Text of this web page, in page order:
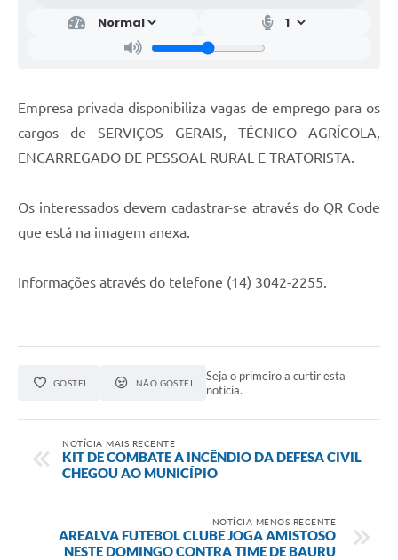
Empresa privada disponibiliza vagas de emprego para os
cargos de SERVIÇOS GERAIS, TÉCNICO AGRÍCOLA,
ENCARREGADO DE PESSOAL RURAL E TRATORISTA.
Os interessados devem cadastrar-se através do QR Code
que está na imagem anexa.
Informações através do telefone (14) 3042-2255.
GOSTEI NÃO GOSTEI
Seja o primeiro a curtir esta
notícia.
NOTÍCIA MAIS RECENTE
KIT DE COMBATE A INCÊNDIO DA DEFESA CIVIL
CHEGOU AO MUNICÍPIO
NOTÍCIA MENOS RECENTE
AREALVA FUTEBOL CLUBE JOGA AMISTOSO
NESTE DOMINGO CONTRA TIME DE BAURU